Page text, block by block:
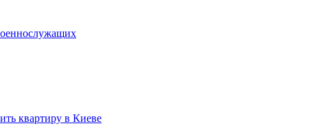
квартиру в Киеве